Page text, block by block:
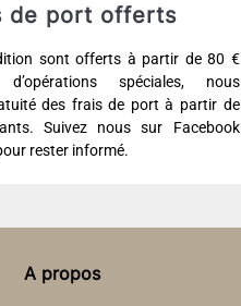
de port offerts
sont offerts à partir de 80 €
spéciales, nous
des frais de port à partir de
Suivez nous sur Facebook
rester informé.
A propos